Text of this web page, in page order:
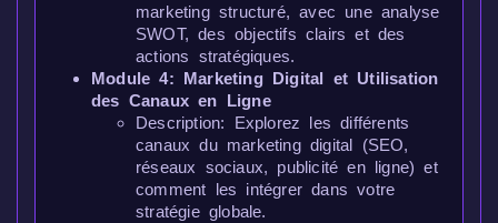
marketing structuré, avec une analyse
SWOT, des objectifs clairs et des
actions stratégiques.
Module 4: Marketing Digital et Utilisation
des Canaux en Ligne
Description: Explorez les différents
canaux du marketing digital (SEO,
réseaux sociaux, publicité en ligne) et
comment les intégrer dans votre
stratégie globale.